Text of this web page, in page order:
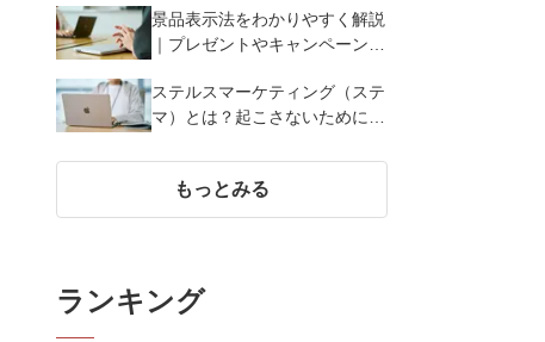
景品表示法をわかりやすく解説
｜プレゼントやキャンペーン実
おくべき7つのポイント【事例
あり】
ステルスマーケティング（ステ
マ）とは？起こさないために広
知識
もっとみる
ランキング